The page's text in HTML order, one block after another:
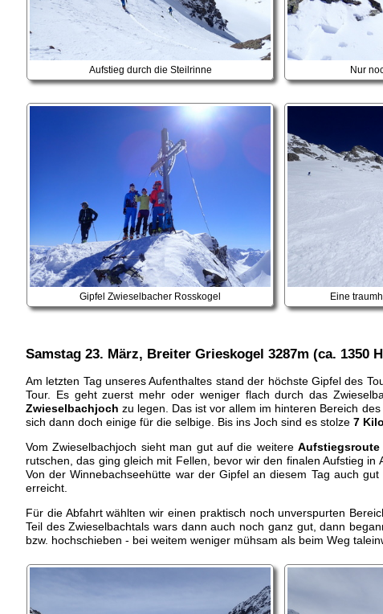
Aufstieg durch die Steilrinne Nur
Gipfel Zwieselbacher Rosskogel Eine
Samstag 23. März, Breiter Grieskogel 3287m (ca. 1350
Am letzten Tag unseres Aufenthaltes stand der höchste Gipfel des
Tour. Es geht zuerst mehr oder weniger flach durch das
Zwieselbachjoch zu legen. Das ist vor allem im hinteren Bereich
sich dann doch einige für die selbige. Bis ins Joch sind es stolze 7
Vom Zwieselbachjoch sieht man gut auf die weitere
rutschen, das ging gleich mit Fellen, bevor wir den finalen Aufstieg
Von der Winnebachseehütte war der Gipfel an diesem Tag auch
erreicht.
Für die Abfahrt wählten wir einen praktisch noch unverspurten
Teil des Zwieselbachtals wars dann auch noch ganz gut, dann
bzw. hochschieben - bei weitem weniger mühsam als beim Weg